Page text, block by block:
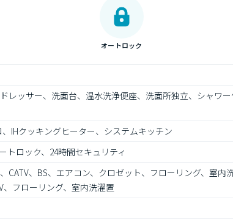
オートロック
ッサー、洗面台、温水洗浄便座、洗面所独立、シャワー
IHクッキングヒーター、システムキッチン
トロック、24時間セキュリティ
、BS、エアコン、クロゼット、フローリング、室内
、フローリング、室内洗濯置